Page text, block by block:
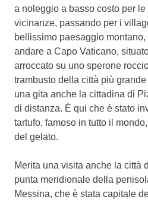
a noleggio a basso costo per
vicinanze, passando per i
bellissimo paesaggio
andare a Capo Vaticano,
arroccato su uno sperone
trambusto della città più
una gita anche la cittadina di
di distanza. È qui che è stato
tartufo, famoso in tutto il
del gelato.
Merita una visita anche la città
punta meridionale della
Messina, che è stata capitale